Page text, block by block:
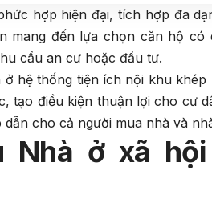
hợp hiện đại, tích hợp đa
mang đến lựa chọn căn hộ có
cầu an cư hoặc đầu tư.
ở hệ thống tiện ích nội khu
tạo điều kiện thuận lợi cho cư
cho cả người mua nhà và
Nhà ở xã